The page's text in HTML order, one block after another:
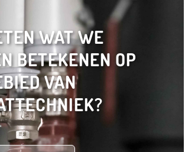
WAT WE
BETEKENEN OP
VAN